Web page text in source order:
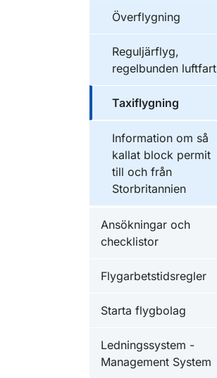
Överflygning
Reguljärflyg,
regelbunden luftfart
Taxiflygning
Information om så
kallat block permit
till och från
Storbritannien
Ansökningar och
checklistor
Flygarbetstidsregler
Starta flygbolag
Ledningssystem -
Management System